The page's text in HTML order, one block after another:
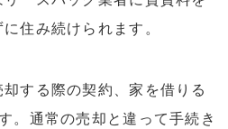
住み続けられます。
する際の契約、家を借りる
。通常の売却と違って手続き